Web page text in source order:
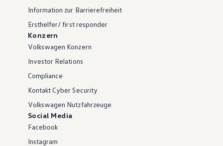
Information zur Barrierefreiheit
Ersthelfer/ first responder
Konzern
Volkswagen Konzern
Investor Relations
Compliance
Kontakt Cyber Security
Volkswagen Nutzfahrzeuge
Social Media
Facebook
Instagram